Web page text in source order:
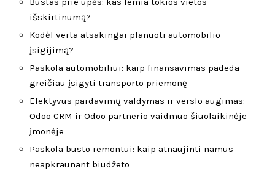
išskirtinumą?
Kodėl verta atsakingai planuoti automobilio
įsigijimą?
Paskola automobiliui: kaip finansavimas padeda
greičiau įsigyti transporto priemonę
Efektyvus pardavimų valdymas ir verslo augimas:
Odoo CRM ir Odoo partnerio vaidmuo šiuolaikinėje
įmonėje
Paskola būsto remontui: kaip atnaujinti namus
neapkraunant biudžeto